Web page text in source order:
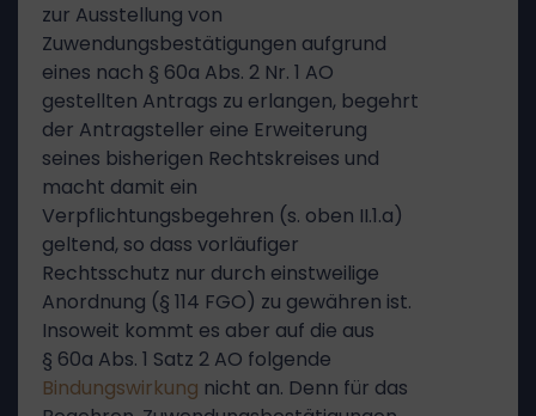
zur Ausstellung von
Zuwendungsbestätigungen aufgrund
eines nach § 60a Abs. 2 Nr. 1 AO
gestellten Antrags zu erlangen, begehrt
der Antragsteller eine Erweiterung
seines bisherigen Rechtskreises und
macht damit ein
Verpflichtungsbegehren (s. oben II.1.a)
geltend, so dass vorläufiger
Rechtsschutz nur durch einstweilige
Anordnung (§ 114 FGO) zu gewähren ist.
Insoweit kommt es aber auf die aus
§ 60a Abs. 1 Satz 2 AO folgende
Bindungswirkung nicht an. Denn für das